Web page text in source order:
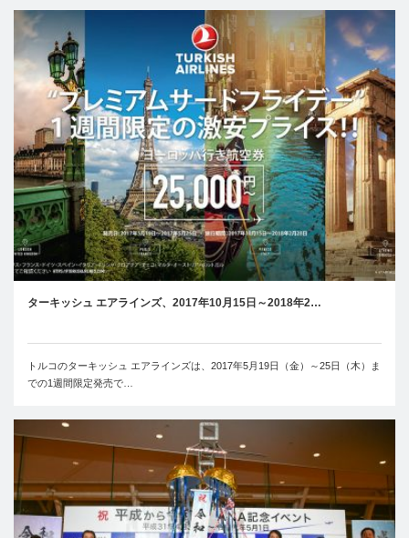
ターキッシュ エアラインズ、2017年10月15日～2018年2…
トルコのターキッシュ エアラインズは、2017年5月19日（金）～25日（木）ま
での1週間限定発売で…